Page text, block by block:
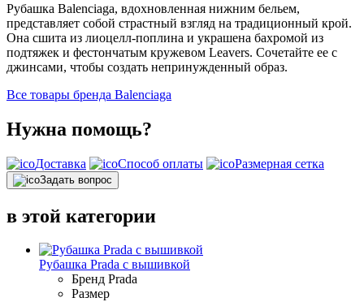
Рубашка Balenciaga, вдохновленная нижним бельем,
представляет собой страстный взгляд на традиционный крой.
Она сшита из лиоцелл-поплина и украшена бахромой из
подтяжек и фестончатым кружевом Leavers. Сочетайте ее с
джинсами, чтобы создать непринужденный образ.
Все товары бренда Balenciaga
Нужна помощь?
Доставка Способ оплаты Размерная сетка
Задать вопрос
в этой категории
Рубашка Prada с вышивкой
Бренд Prada
Размер